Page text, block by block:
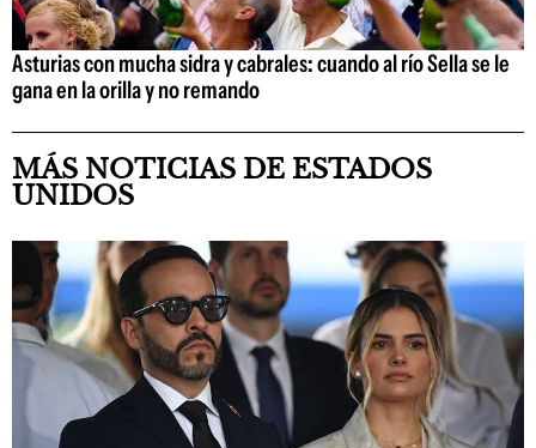
Asturias con mucha sidra y cabrales: cuando al río Sella se le
gana en la orilla y no remando
MÁS NOTICIAS DE ESTADOS
UNIDOS